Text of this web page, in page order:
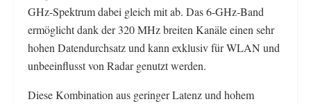
GHz-Spektrum dabei gleich mit ab. Das 6-GHz-Band
ermöglicht dank der 320 MHz breiten Kanäle einen sehr
hohen Datendurchsatz und kann exklusiv für WLAN und
unbeeinflusst von Radar genutzt werden.
Diese Kombination aus geringer Latenz und hohem